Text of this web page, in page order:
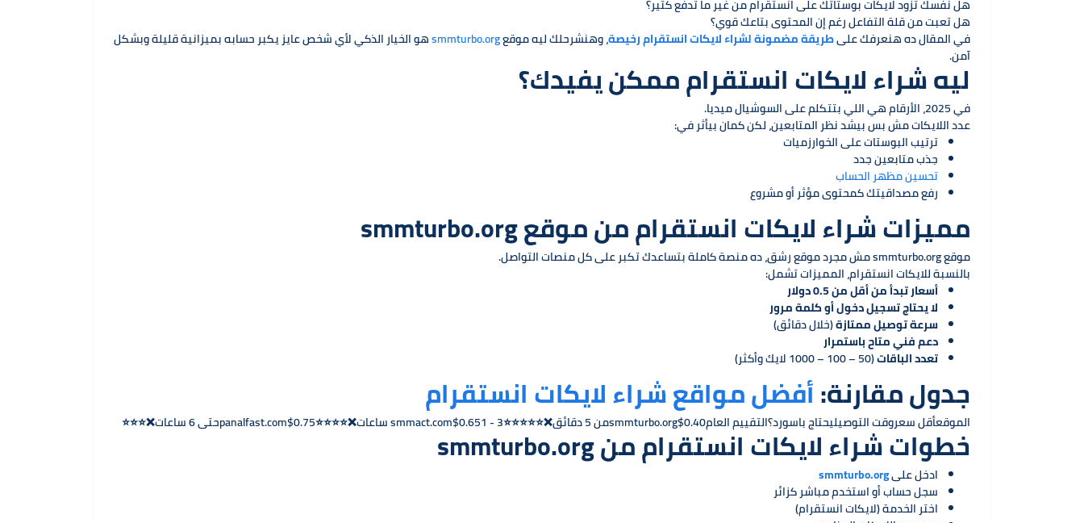
هل نفسك تزود لايكات بوستاتك على انستقرام من غير ما تدفع كتير؟
هل تعبت من قلة التفاعل رغم إن المحتوى بتاعك قوي؟
في المقال ده هنعرفك علىطريقة مضمونة لشراء لايكات انستقرام رخيصة، وهنشرحلك ليه موقعsmmturbo.orgهو الخيار الذكي لأي شخص عايز يكبر حسابه بميزانية قليلة وبشكل
آمن.
ليه شراء لايكات انستقرام ممكن يفيدك؟
في 2025، الأرقام هي اللي بتتكلم على السوشيال ميديا.
عدد اللايكات مش بس بيشد نظر المتابعين، لكن كمان بيأثر في:
ترتيب البوستات على الخوارزميات
جذب متابعين جدد
تحسين مظهر الحساب
رفع مصداقيتك كمحتوى مؤثر أو مشروع
مميزات شراء لايكات انستقرام من موقع smmturbo.org
موقع smmturbo.org مش مجرد موقع رشق، ده منصة كاملة بتساعدك تكبر على كل منصات التواصل.
بالنسبة للايكات انستقرام، المميزات تشمل:
أسعار تبدأ من أقل من 0.5 دولار
لا يحتاج تسجيل دخول أو كلمة مرور
سرعة توصيل ممتازة(خلال دقائق)
دعم فني متاح باستمرار
تعدد الباقات(50 – 100 – 1000 لايك وأكثر)
جدول مقارنة:أفضل مواقع شراء لايكات انستقرام
الموقعأقل سعروقت التوصيليحتاج باسورد؟التقييم العامsmmturbo.org$0.40من 5 دقائق❌⭐⭐⭐⭐⭐smmact.com$0.651 - 3 ساعات❌⭐⭐⭐⭐panalfast.com$0.75حتى 6 ساعات❌⭐⭐⭐
خطوات شراء لايكات انستقرام من smmturbo.org
ادخل علىsmmturbo.org
سجل حساب أو استخدم مباشر كزائر
اختر الخدمة (لايكات انستقرام)